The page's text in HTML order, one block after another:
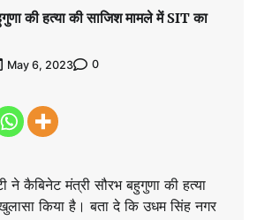
की हत्या की साजिश मामले में SIT का
May 6, 2023 0
कैबिनेट मंत्री सौरभ बहुगुणा की हत्या
किया है। बता दे कि उधम सिंह नगर